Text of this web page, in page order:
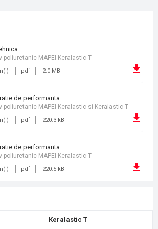
pdf 2.0 MB
poliuretanic MAPEI Keralastic T
de performanta
pdf 220.3 kB
poliuretanic MAPEI Keralastic si Keralastic T
de performanta
pdf 220.5 kB
poliuretanic MAPEI Keralastic T
Keralastic T